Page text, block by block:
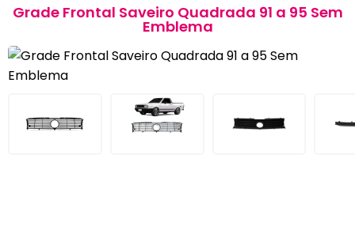
Grade Frontal Saveiro Quadrada 91 a 95 Sem
Emblema